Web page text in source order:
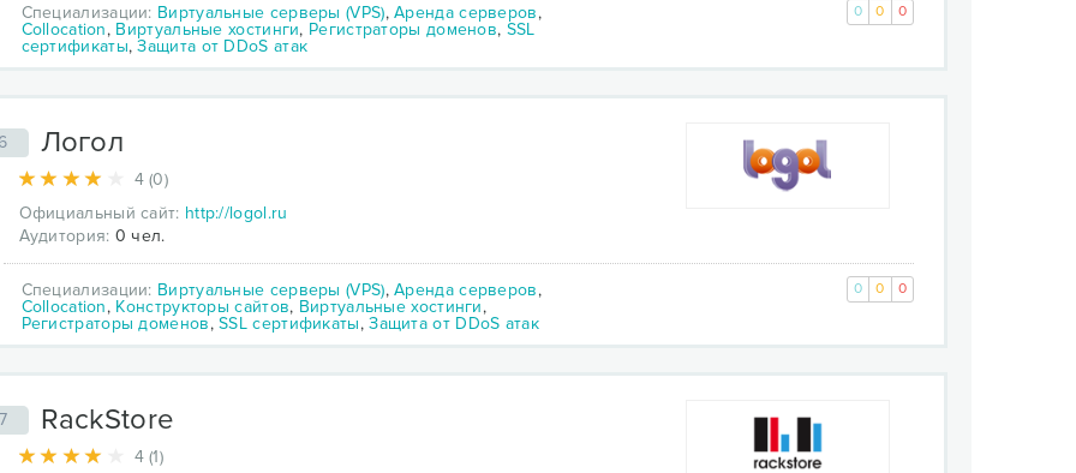
Специализации: Виртуальные серверы (VPS),Аренда серверов,
Collocation, Виртуальные хостинги, Регистраторы доменов, SSL
сертификаты,Защита от DDoS атак
0 0 0
Логол
4 (0)
Официальный сайт: http://logol.ru
Аудитория: 0 чел.
Специализации: Виртуальные серверы (VPS),Аренда серверов,
Collocation, Конструкторы сайтов, Виртуальные хостинги,
Регистраторы доменов,SSL сертификаты,Защита от DDoS атак
0 0 0
RackStore
4 (1)